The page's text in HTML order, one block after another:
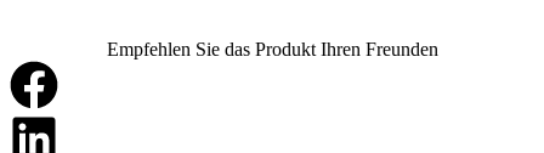
Empfehlen Sie das Produkt Ihren Freunden